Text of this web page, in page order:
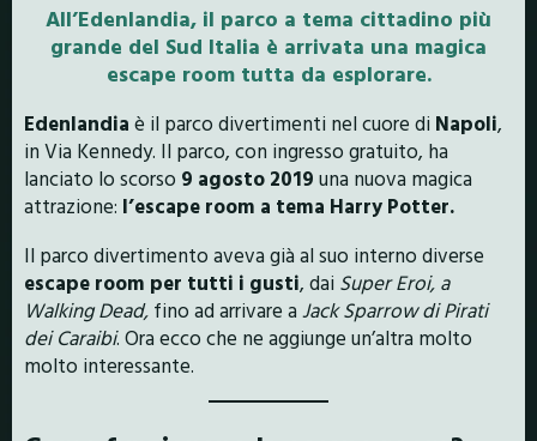
All’Edenlandia, il parco a tema cittadino più
grande del Sud Italia è arrivata una magica
escape room tutta da esplorare.
Edenlandia è il parco divertimenti nel cuore di Napoli,
in Via Kennedy. Il parco, con ingresso gratuito, ha
lanciato lo scorso 9 agosto 2019 una nuova magica
attrazione: l’escape room a tema Harry Potter.
Il parco divertimento aveva già al suo interno diverse
escape room per tutti i gusti, dai Super Eroi, a
Walking Dead, fino ad arrivare a Jack Sparrow di Pirati
dei Caraibi. Ora ecco che ne aggiunge un’altra molto
molto interessante.